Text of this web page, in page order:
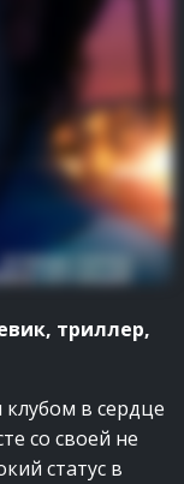
триллер,
в сердце
со своей не
статус в